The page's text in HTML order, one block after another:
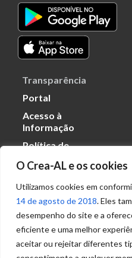
O Crea-AL e os cookies
Utilizamos cookies em
14 de agosto de 2018. Eles
desempenho do site e a
eficiente e uma melhor
aceitar ou rejeitar diferentes
Transparência
Portal
Acesso à
Informação
Política de
Dados
Ouvidoria
(82) 2123 0864
ouvidoria@crea-